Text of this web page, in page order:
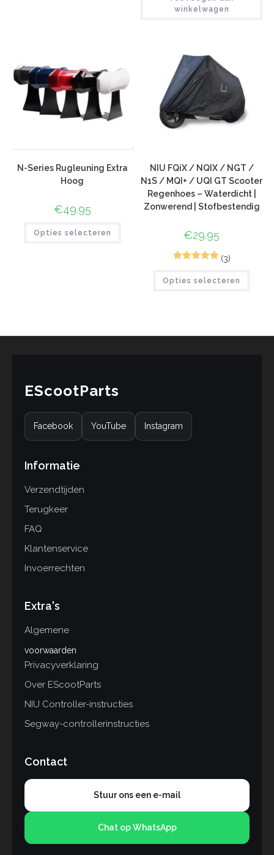
gebaseerd
winkelwagen
N-Series Rugleuning Extra
Hoog
€49.95
Opties selecteren
NIU FQiX / NQIX / NGT /
N1S / MQI+ / UQI GT Scooter
Regenhoes – Waterdicht |
Zonwerend | Stofbestendig
€29.95
5.00op 5
n
(3)
Opties selecteren
EScootParts
Facebook YouTube Instagram
Informatie
Verzendtijden
Terugkeer
FAQ
Klantenservice
Invoerrechten
Extra's
Algemene
voorwaarden
Privacyverklaring
Over EScootParts
NIU Controller-instructies
Segway-controllerinstructies
Contact
Stuur ons een e-mail
Chat op WhatsApp